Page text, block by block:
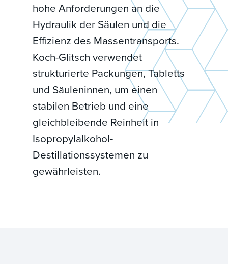
hohe Anforderungen an die
Hydraulik der Säulen und die
Effizienz des Massentransports.
Koch-Glitsch verwendet
strukturierte Packungen, Tabletts
und Säuleninnen, um einen
stabilen Betrieb und eine
gleichbleibende Reinheit in
Isopropylalkohol-
Destillationssystemen zu
gewährleisten.